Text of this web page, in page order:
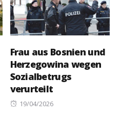
Frau aus Bosnien und
Herzegowina wegen
Sozialbetrugs
verurteilt
Posted
19/04/2026